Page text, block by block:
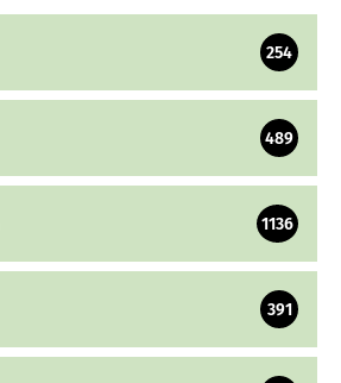
254
489
1136
391